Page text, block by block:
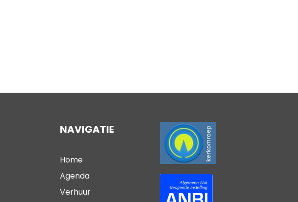
NAVIGATIE
Home
Agenda
Verhuur